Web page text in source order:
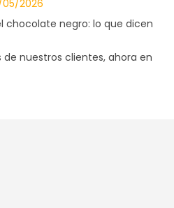
2026
chocolate negro: lo que dicen
nuestros clientes, ahora en